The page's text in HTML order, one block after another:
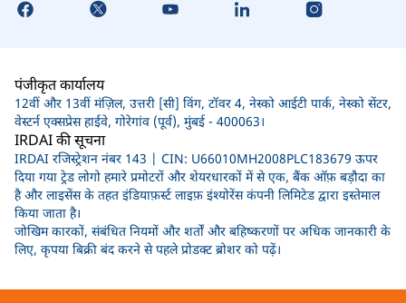
पंजीकृत कार्यालय
12वीं और 13वीं मंज़िल, उत्तरी [सी] विंग, टॉवर 4, नेस्को आईटी पार्क, नेस्को सेंटर,
वेस्टर्न एक्सप्रेस हाईवे, गोरेगांव (पूर्व), मुंबई - 400063।
IRDAI की सूचना
IRDAI रजिस्ट्रेशन नंबर 143 | CIN: U66010MH2008PLC183679 ऊपर
दिया गया ट्रेड लोगो हमारे प्रमोटरों और शेयरधारकों में से एक, बैंक ऑफ़ बड़ौदा का
है और लाइसेंस के तहत इंडियाफ़र्स्ट लाइफ़ इंश्योरेंस कंपनी लिमिटेड द्वारा इस्तेमाल
किया जाता है।
जोखिम कारकों, संबंधित नियमों और शर्तों और बहिष्करणों पर अधिक जानकारी के
लिए, कृपया बिक्री बंद करने से पहले प्रोडक्ट ब्रोशर को पढ़ें।